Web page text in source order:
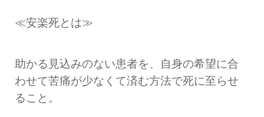
≪安楽死とは≫
助かる見込みのない患者を、自身の希望に合
わせて苦痛が少なくて済む方法で死に至らせ
ること。